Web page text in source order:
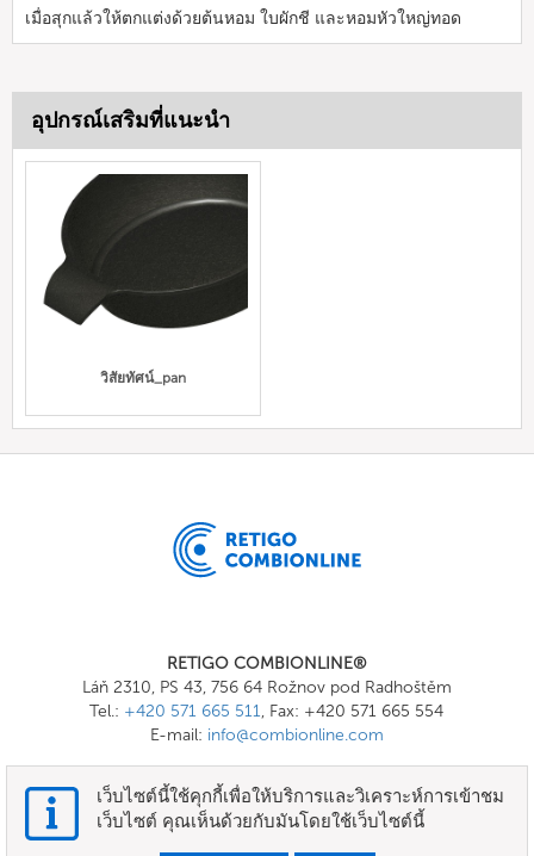
เมื่อสุกแล้วให้ตกแต่งด้วยต้นหอม ใบผักชี และหอมหัวใหญ่ทอด
อุปกรณ์เสริมที่แนะนำ
วิสัยทัศน์_pan
RETIGO COMBIONLINE®
Láň 2310, PS 43, 756 64 Rožnov pod Radhoštěm
Tel.: +420 571 665 511, Fax: +420 571 665 554
E-mail: info@combionline.com
OnlineMenu
เว็บไซต์นี้ใช้คุกกี้เพื่อให้บริการและวิเคราะห์การเข้าชม
เว็บไซต์ คุณเห็นด้วยกับมันโดยใช้เว็บไซต์นี้